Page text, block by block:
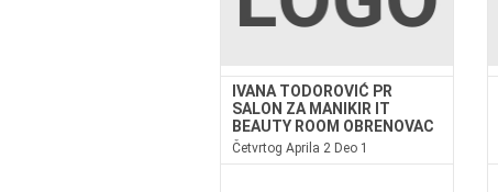
IVANA TODOROVIĆ PR
SALON ZA MANIKIR IT
BEAUTY ROOM OBRENOVAC
Četvrtog Aprila 2 Deo 1